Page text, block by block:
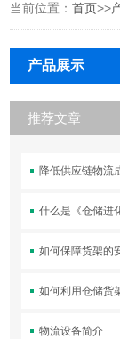
当前位置：首页>>
产品展示
推荐文章
降低供应链物流
什么是《仓储进
如何保障货架的
如何利用仓储货
物流设备简介